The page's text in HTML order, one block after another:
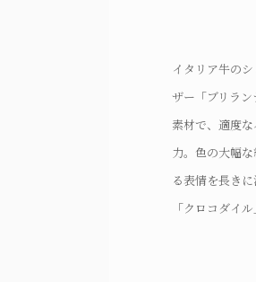
イタリア牛の
ザー「ブリラ
素材で、適度
力。色の大幅
る表情を長き
「クロコダイ
手縫いによる
内装も魅力。
しながら縫う
とが可能。ス
いを行い、実
る優越感を創出
コバは、マッ
し、引き締ま
厚みを考慮し
る。